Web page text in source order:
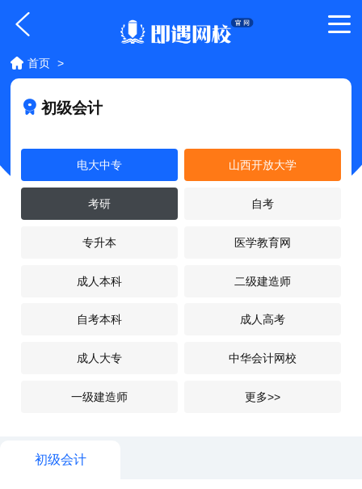
首页 >
初级会计
电大中专 山西开放大学
考研 自考
专升本 医学教育网
成人本科 二级建造师
自考本科 成人高考
成人大专 中华会计网校
一级建造师 更多>>
初级会计